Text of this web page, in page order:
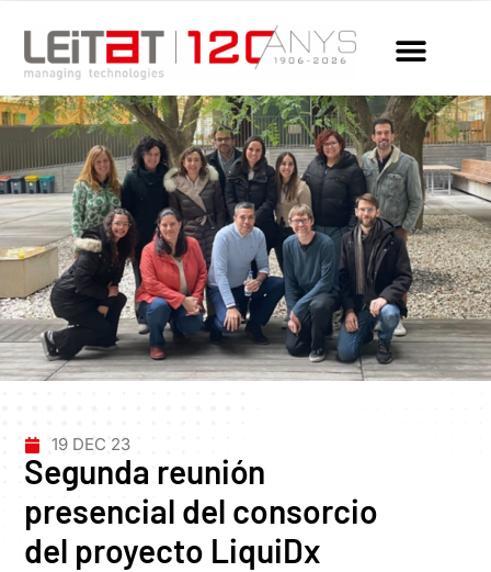
19 DEC 23
Segunda reunión
presencial del consorcio
del proyecto LiquiDx